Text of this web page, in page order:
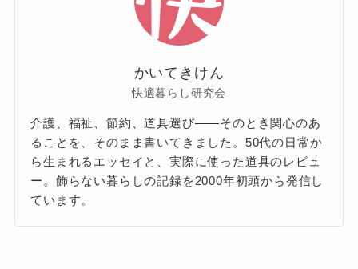
かいてきけん
快適暮らし研究会
介護、福祉、節約、道具選び——そのとき関心のあ
ることを、そのまま書いてきました。50代の日常か
ら生まれるエッセイと、実際に使った道具のレビュ
ー。飾らない暮らしの記録を2000年初頭から発信し
ています。